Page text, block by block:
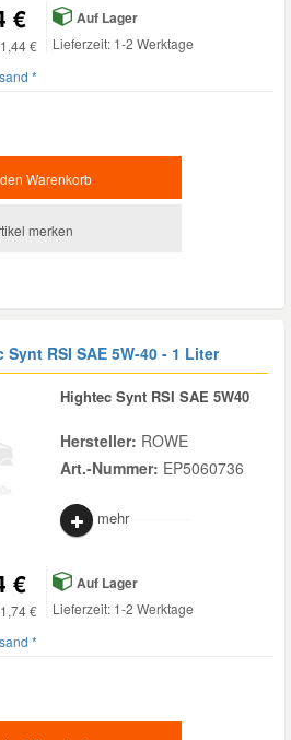
€
€
*
Auf Lager
Lieferzeit: 1-2 Werktage
Warenkorb
merken
RSI SAE 5W-40 - 1 Liter
Hightec Synt RSI SAE 5W40
Hersteller: ROWE
Art.-Nummer: EP5060736
mehr
€
€
*
Auf Lager
Lieferzeit: 1-2 Werktage